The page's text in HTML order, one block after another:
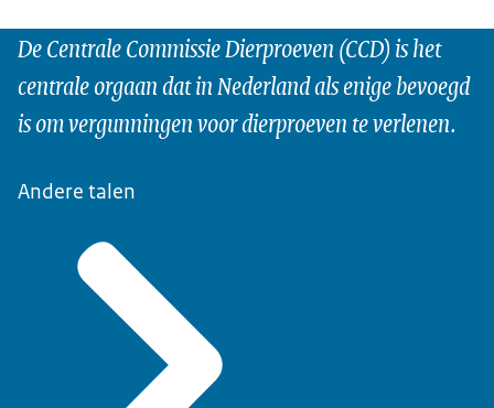
De Centrale Commissie Dierproeven (CCD) is het
centrale orgaan dat in Nederland als enige bevoegd
is om vergunningen voor dierproeven te verlenen.
Andere talen